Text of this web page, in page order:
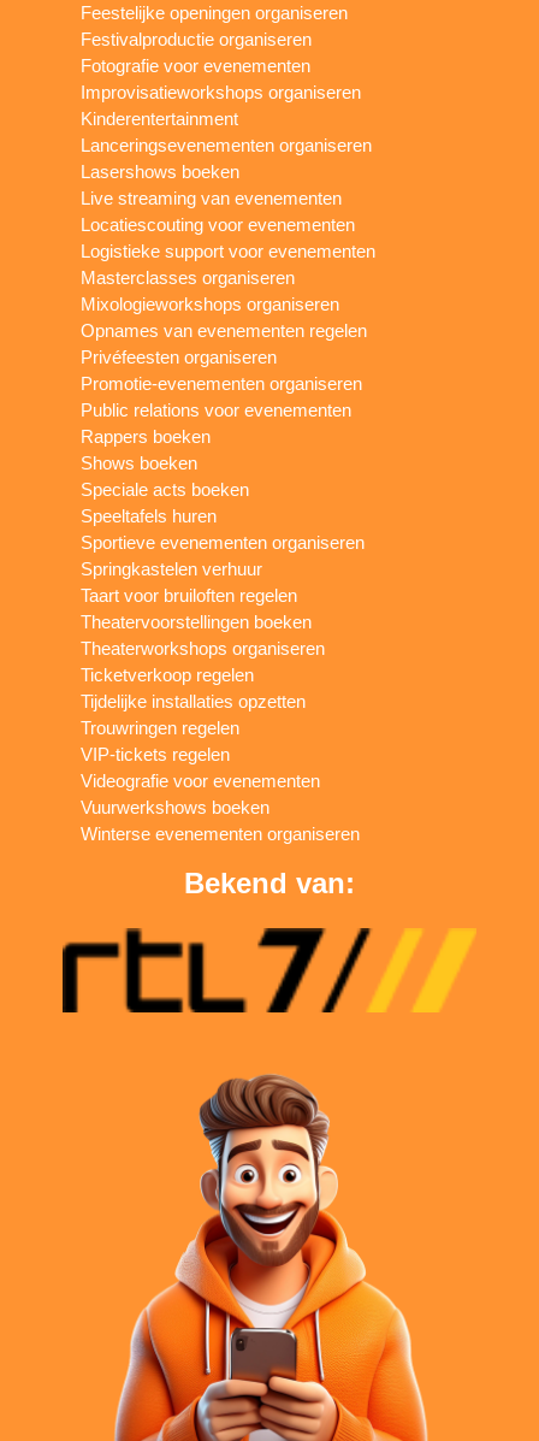
Feestelijke openingen organiseren
Festivalproductie organiseren
Fotografie voor evenementen
Improvisatieworkshops organiseren
Kinderentertainment
Lanceringsevenementen organiseren
Lasershows boeken
Live streaming van evenementen
Locatiescouting voor evenementen
Logistieke support voor evenementen
Masterclasses organiseren
Mixologieworkshops organiseren
Opnames van evenementen regelen
Privéfeesten organiseren
Promotie-evenementen organiseren
Public relations voor evenementen
Rappers boeken
Shows boeken
Speciale acts boeken
Speeltafels huren
Sportieve evenementen organiseren
Springkastelen verhuur
Taart voor bruiloften regelen
Theatervoorstellingen boeken
Theaterworkshops organiseren
Ticketverkoop regelen
Tijdelijke installaties opzetten
Trouwringen regelen
VIP-tickets regelen
Videografie voor evenementen
Vuurwerkshows boeken
Winterse evenementen organiseren
Bekend van: